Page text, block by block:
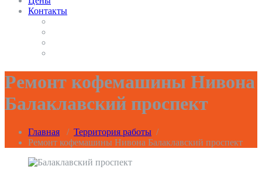
Контакты
Ремонт кофемашины Нивона
Балаклавский проспект
Главная / Территория работы /
Ремонт кофемашины Нивона Балаклавский проспект